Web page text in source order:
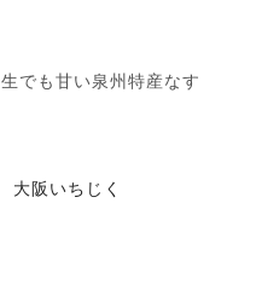
生でも甘い泉州特産なす
大阪いちじく